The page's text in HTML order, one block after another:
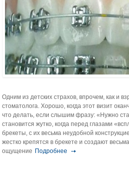
Одним из детских страхов, впрочем, как и
стоматолога. Хорошо, когда этот визит
что делать, если слышим фразу: «Нужно
становится жутко, когда перед глазами
брекеты, с их весьма неудобной
жестко крепятся в брекете и создают
ощущение Подробнее